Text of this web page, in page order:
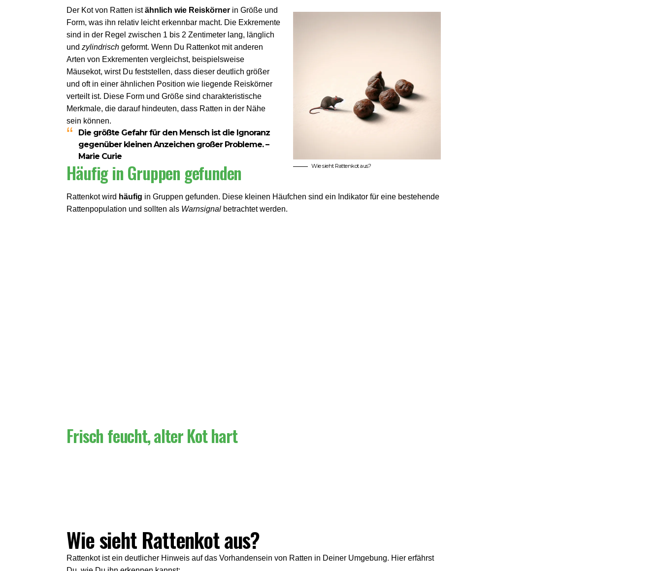
Wie sieht Rattenkot aus?
Der Kot von Ratten istähnlich wie Reiskörner in Größe und
Form, was ihn relativ leicht erkennbar macht. Die Exkremente
sind in der Regel zwischen 1 bis 2 Zentimeter lang, länglich
undzylindrisch geformt. Wenn Du Rattenkot mit anderen
Arten von Exkrementen vergleichst, beispielsweise
Mäusekot, wirst Du feststellen, dass dieser deutlich größer
und oft in einer ähnlichen Position wie liegende Reiskörner
verteilt ist. Diese Form und Größe sind charakteristische
Merkmale, die darauf hindeuten, dass Ratten in der Nähe
sein können.
Die größte Gefahr für den Mensch ist die Ignoranz
gegenüber kleinen Anzeichen großer Probleme. –
Marie Curie
Häufig in Gruppen gefunden
Rattenkot wird häufig in Gruppen gefunden. Diese kleinen Häufchen sind ein Indikator für eine bestehende
Rattenpopulation und sollten als Warnsignal betrachtet werden.
Frisch feucht, alter Kot hart
Wie sieht Rattenkot aus?
Rattenkot ist ein deutlicher Hinweis auf das Vorhandensein von Ratten in Deiner Umgebung. Hier erfährst